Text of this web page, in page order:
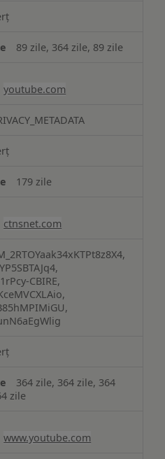
89 zile, 364 zile, 89 zile
youtube.com
179 zile
ctnsnet.com
CBIRE,
364 zile, 364 zile, 364
zile
www.youtube.com